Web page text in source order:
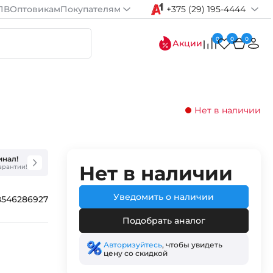
ОптовикамПокупателям +375 (29) 195-4444
Акции 0 0 0
Нет в наличии
Нет в наличии
Уведомить о наличии
Подобрать аналог
Авторизуйтесь, чтобы увидеть
цену со скидкой